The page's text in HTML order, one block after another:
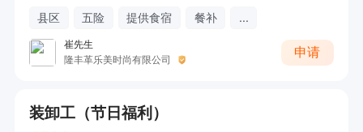
县区 五险 提供食宿 餐补 ...
崔先生
隆丰革乐美时尚有限公司
申请
装卸工（节日福利）